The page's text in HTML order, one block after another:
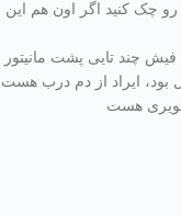
چک کنید اگر اون هم این
فیش چند تایی پشت مانیتور
بود، ایراد از دم درب هست
هست